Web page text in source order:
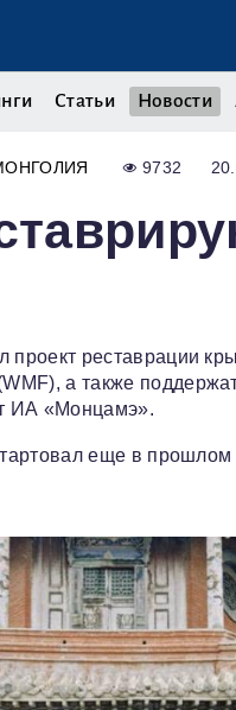
Статьи Новости
9732
реставрации
а также
ИА «Монцамэ».
еще в